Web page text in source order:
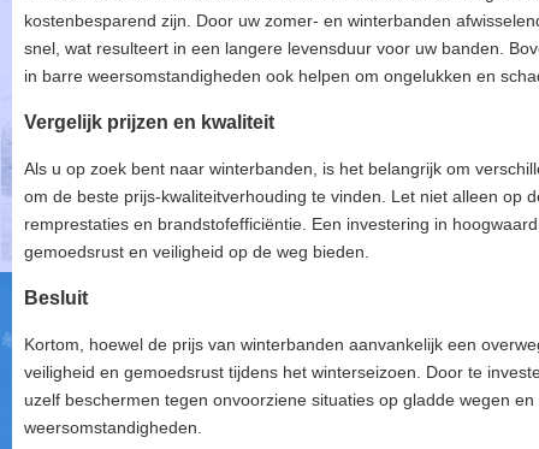
kostenbesparend zijn. Door uw zomer- en winterbanden
snel, wat resulteert in een langere levensduur voor uw banden.
in barre weersomstandigheden ook helpen om ongelukken en
Vergelijk prijzen en kwaliteit
Als u op zoek bent naar winterbanden, is het belangrijk om
om de beste prijs-kwaliteitverhouding te vinden. Let niet alleen op
remprestaties en brandstofefficiëntie. Een investering in
gemoedsrust en veiligheid op de weg bieden.
Besluit
Kortom, hoewel de prijs van winterbanden aanvankelijk een
veiligheid en gemoedsrust tijdens het winterseizoen. Door te
uzelf beschermen tegen onvoorziene situaties op gladde wegen
weersomstandigheden.